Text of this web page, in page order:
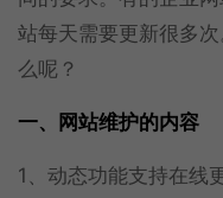
站每天需要更新很多
么呢？
一、网站维护的内容
1、动态功能支持在线